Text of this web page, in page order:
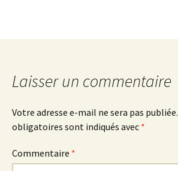
Laisser un commentaire
Votre adresse e-mail ne sera pas publiée.
obligatoires sont indiqués avec *
Commentaire *